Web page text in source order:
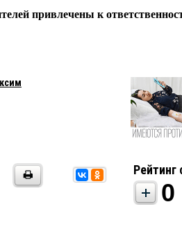
привлечены к
Рейтинг
0